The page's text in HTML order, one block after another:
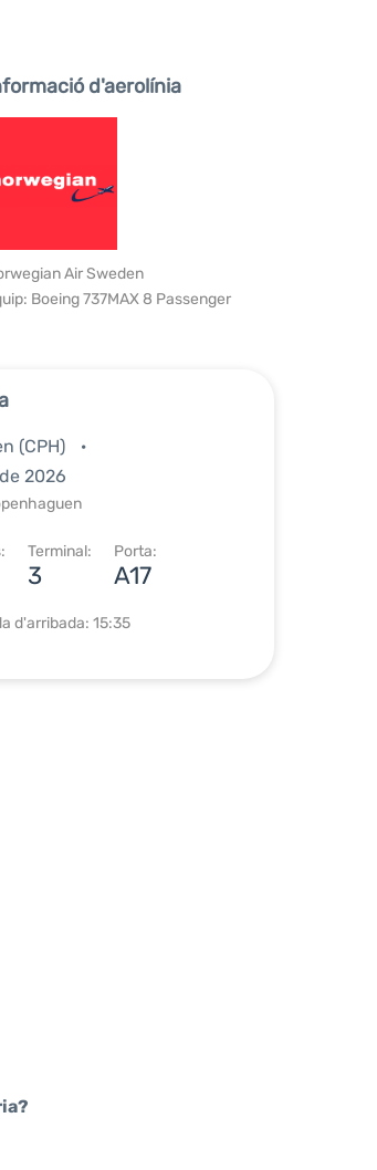
d'aerolínia
Air Sweden
Boeing 737MAX 8 Passenger
(CPH)
2026
Terminal:
3
Porta:
A17
d'arribada: 15:35